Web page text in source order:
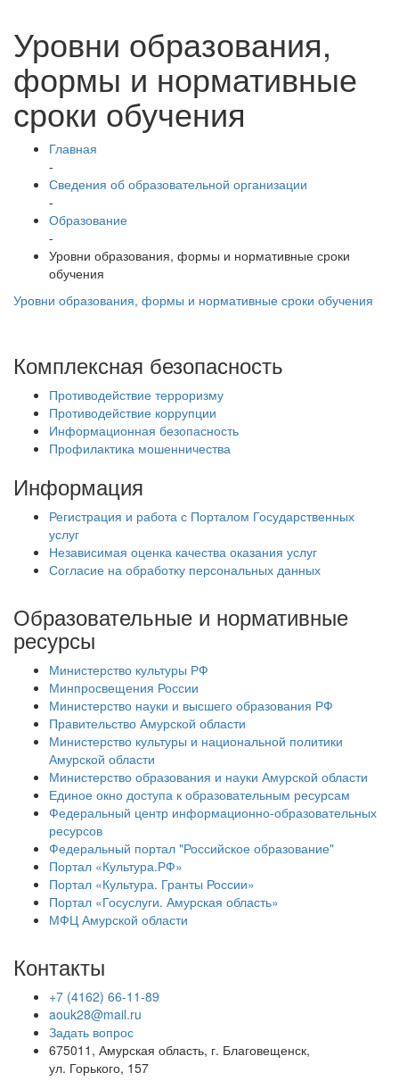
Уровни образования,
формы и нормативные
сроки обучения
Главная
-
Сведения об образовательной организации
-
Образование
-
Уровни образования, формы и нормативные сроки
обучения
Уровни образования, формы и нормативные сроки обучения
Комплексная безопасность
Противодействие терроризму
Противодействие коррупции
Информационная безопасность
Профилактика мошенничества
Информация
Регистрация и работа с Порталом Государственных
услуг
Независимая оценка качества оказания услуг
Согласие на обработку персональных данных
Образовательные и нормативные
ресурсы
Министерство культуры РФ
Минпросвещения России
Министерство науки и высшего образования РФ
Правительство Амурской области
Министерство культуры и национальной политики
Амурской области
Министерство образования и науки Амурской области
Единое окно доступа к образовательным ресурсам
Федеральный центр информационно-образовательных
ресурсов
Федеральный портал "Российское образование"
Портал «Культура.РФ»
Портал «Культура. Гранты России»
Портал «Госуслуги. Амурская область»
МФЦ Амурской области
Контакты
+7 (4162) 66-11-89
aouk28@mail.ru
Задать вопрос
675011, Амурская область, г. Благовещенск,
ул. Горького, 157